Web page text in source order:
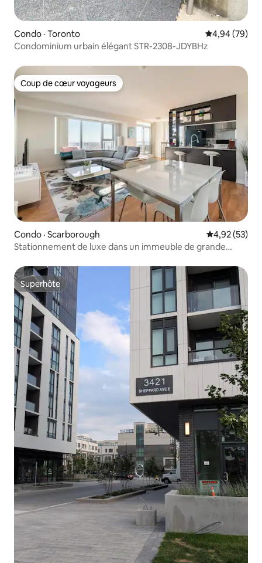
Condo · Toronto Note
4,94 (79)
Condominium urbain élégant STR-2308-JDYBHz
Coup de cœur voyageurs
Coup de cœur voyageurs
Condo · Scarborough Note
4,92 (53)
Stationnement de luxe dans un immeuble de grande
Superhôte
Superhôte